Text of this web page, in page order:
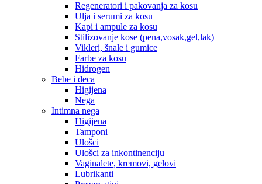
Regeneratori i pakovanja za kosu
Ulja i serumi za kosu
Kapi i ampule za kosu
Stilizovanje kose (pena,vosak,gel,lak)
Vikleri, šnale i gumice
Farbe za kosu
Hidrogen
Bebe i deca
Higijena
Nega
Intimna nega
Higijena
Tamponi
Ulošci
Ulošci za inkontinenciju
Vaginalete, kremovi, gelovi
Lubrikanti